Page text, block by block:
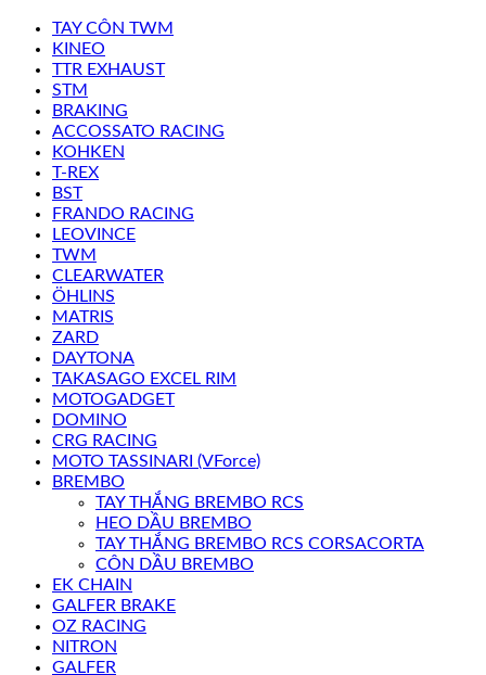
TAY CÔN TWM
KINEO
TTR EXHAUST
STM
BRAKING
ACCOSSATO RACING
KOHKEN
T-REX
BST
FRANDO RACING
LEOVINCE
TWM
CLEARWATER
ÖHLINS
MATRIS
ZARD
DAYTONA
TAKASAGO EXCEL RIM
MOTOGADGET
DOMINO
CRG RACING
MOTO TASSINARI (VForce)
BREMBO
TAY THẮNG BREMBO RCS
HEO DẦU BREMBO
TAY THẮNG BREMBO RCS CORSACORTA
CÔN DẦU BREMBO
EK CHAIN
GALFER BRAKE
OZ RACING
NITRON
GALFER